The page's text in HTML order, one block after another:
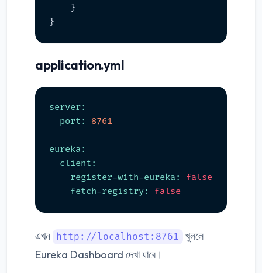
    }
application.yml
server:
port:
8761
eureka:
client:
register-with-eureka:
false
fetch-registry:
false
এখন http://localhost:8761 খুললে
Eureka Dashboard দেখা যাবে।